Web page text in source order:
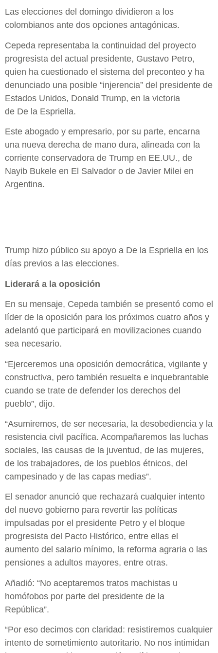
Las elecciones del domingo dividieron a los
colombianos ante dos opciones antagónicas.
Cepeda representaba la continuidad del proyecto
progresista del actual presidente, Gustavo Petro,
quien ha cuestionado el sistema del preconteo y ha
denunciado una posible “injerencia” del presidente de
Estados Unidos, Donald Trump, en la victoria
de De la Espriella.
Este abogado y empresario, por su parte, encarna
una nueva derecha de mano dura, alineada con la
corriente conservadora de Trump en EE.UU., de
Nayib Bukele en El Salvador o de Javier Milei en
Argentina.
Trump hizo público su apoyo a De la Espriella en los
días previos a las elecciones.
Liderará a la oposición
En su mensaje, Cepeda también se presentó como el
líder de la oposición para los próximos cuatro años y
adelantó que participará en movilizaciones cuando
sea necesario.
“Ejerceremos una oposición democrática, vigilante y
constructiva, pero también resuelta e inquebrantable
cuando se trate de defender los derechos del
pueblo”, dijo.
“Asumiremos, de ser necesaria, la desobediencia y la
resistencia civil pacífica. Acompañaremos las luchas
sociales, las causas de la juventud, de las mujeres,
de los trabajadores, de los pueblos étnicos, del
campesinado y de las capas medias”.
El senador anunció que rechazará cualquier intento
del nuevo gobierno para revertir las políticas
impulsadas por el presidente Petro y el bloque
progresista del Pacto Histórico, entre ellas el
aumento del salario mínimo, la reforma agraria o las
pensiones a adultos mayores, entre otras.
Añadió: “No aceptaremos tratos machistas u
homófobos por parte del presidente de la
República”.
“Por eso decimos con claridad: resistiremos cualquier
intento de sometimiento autoritario. No nos intimidan